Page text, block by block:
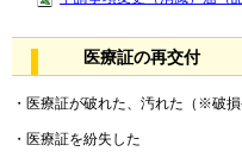
医療証の再交付
・医療証が破れた、汚れた（※破
・医療証を紛失した